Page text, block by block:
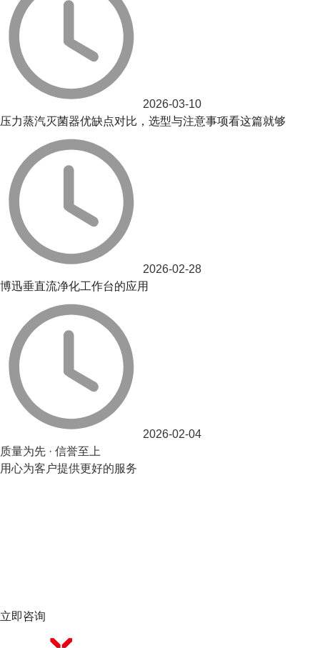
2026-03-10
压力蒸汽灭菌器优缺点对比，选型与注意事项看这篇就够
2026-02-28
博迅垂直流净化工作台的应用
2026-02-04
质量为先 · 信誉至上
用心为客户提供更好的服务
立即咨询